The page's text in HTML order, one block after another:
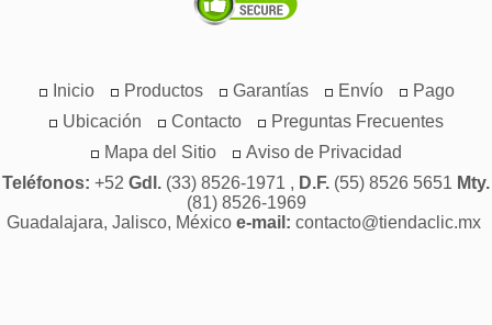
Inicio Productos Garantías Envío
Pago
Ubicación
Contacto
Preguntas Frecuentes
Mapa del Sitio
Aviso de Privacidad
Teléfonos: +52 Gdl. (33) 8526-1971 , D.F. (55) 8526 5651 Mty.
(81) 8526-1969
Guadalajara, Jalisco, México e-mail: contacto@tiendaclic.mx